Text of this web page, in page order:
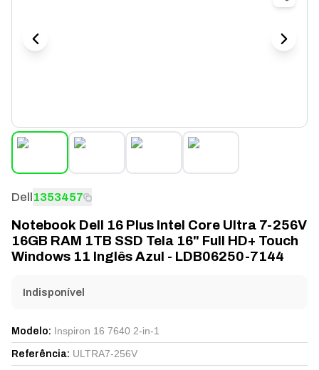
Dell1353457
Notebook Dell 16 Plus Intel Core Ultra 7-256V
16GB RAM 1TB SSD Tela 16" Full HD+ Touch
Windows 11 Inglês Azul - LDB06250-7144
Indisponível
Modelo: Inspiron 16 7640 2-in-1
Referência: ULTRA7-256V